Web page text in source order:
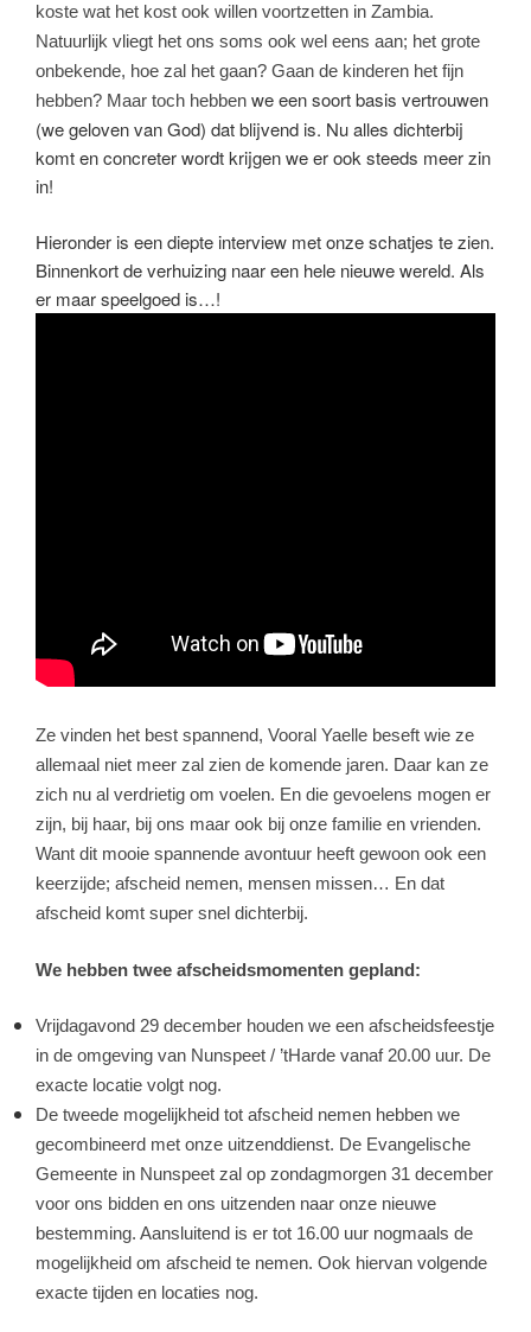
koste wat het kost ook willen voortzetten in Zambia.
Natuurlijk vliegt het ons soms ook wel eens aan; het grote
onbekende, hoe zal het gaan? Gaan de kinderen het fijn
hebben? Maar toch hebben we een soort basis vertrouwen
(we geloven van God) dat blijvend is. Nu alles dichterbij
komt en concreter wordt krijgen we er ook steeds meer zin
in!
Hieronder is een diepte interview met onze schatjes te zien.
Binnenkort de verhuizing naar een hele nieuwe wereld. Als
er maar speelgoed is…!
Ze vinden het best spannend, Vooral Yaelle beseft wie ze
allemaal niet meer zal zien de komende jaren. Daar kan ze
zich nu al verdrietig om voelen. En die gevoelens mogen er
zijn, bij haar, bij ons maar ook bij onze familie en vrienden.
Want dit mooie spannende avontuur heeft gewoon ook een
keerzijde; afscheid nemen, mensen missen… En dat
afscheid komt super snel dichterbij.
We hebben twee afscheidsmomenten gepland:
Vrijdagavond 29 december houden we een afscheidsfeestje
in de omgeving van Nunspeet / ’tHarde vanaf 20.00 uur. De
exacte locatie volgt nog.
De tweede mogelijkheid tot afscheid nemen hebben we
gecombineerd met onze uitzenddienst. De Evangelische
Gemeente in Nunspeet zal op zondagmorgen 31 december
voor ons bidden en ons uitzenden naar onze nieuwe
bestemming. Aansluitend is er tot 16.00 uur nogmaals de
mogelijkheid om afscheid te nemen. Ook hiervan volgende
exacte tijden en locaties nog.